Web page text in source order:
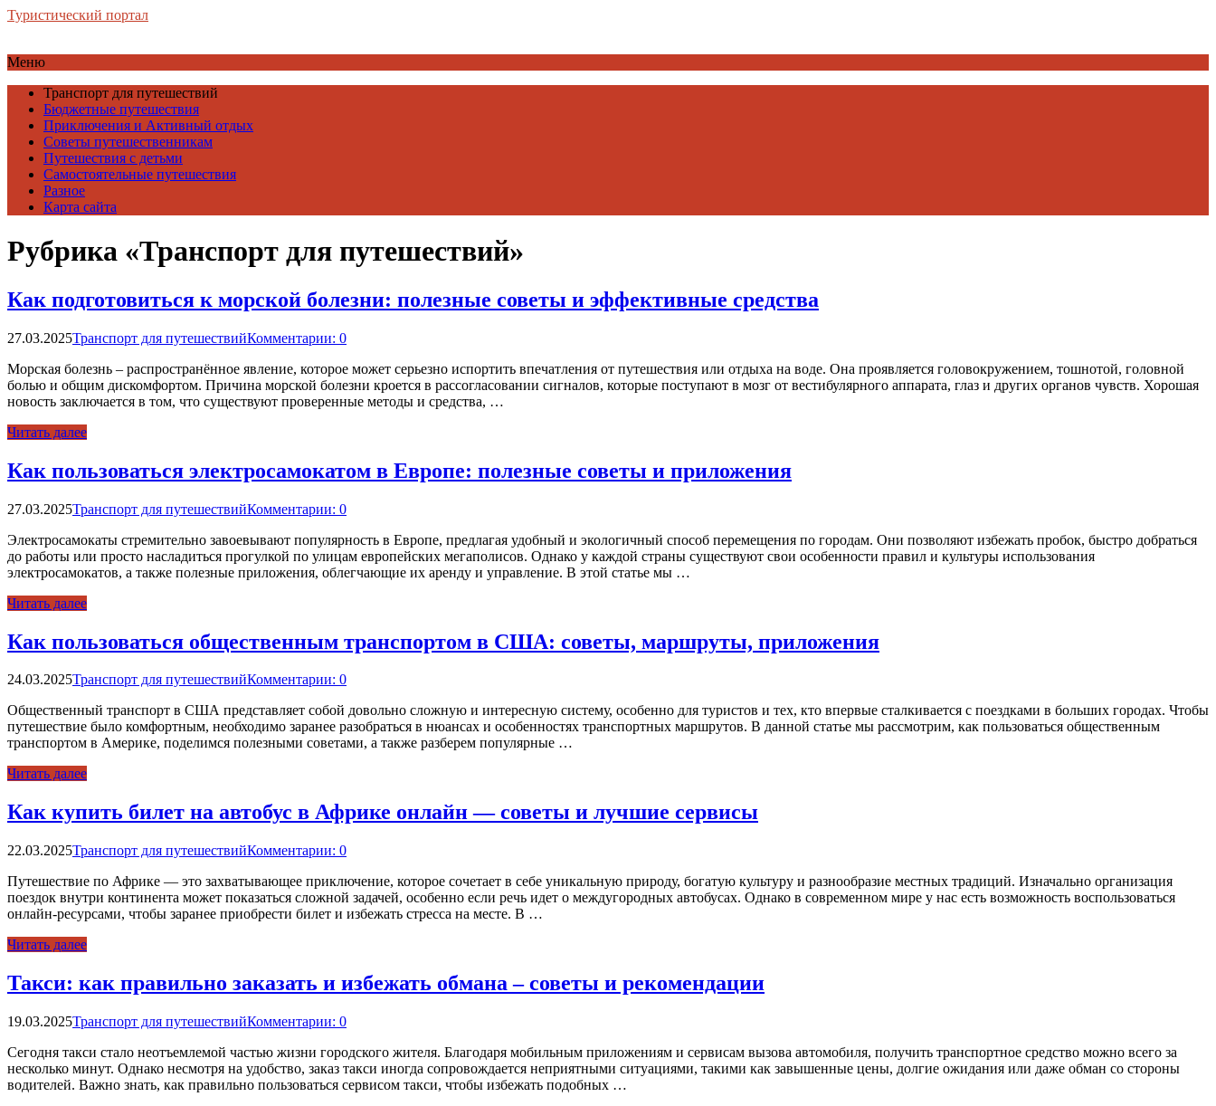
Туристический портал
Меню
Транспорт для путешествий
Бюджетные путешествия
Приключения и Активный отдых
Советы путешественникам
Путешествия с детьми
Самостоятельные путешествия
Разное
Карта сайта
Рубрика «Транспорт для путешествий»
Как подготовиться к морской болезни: полезные советы и эффективные средства
27.03.2025Транспорт для путешествийКомментарии: 0
Морская болезнь – распространённое явление, которое может серьезно испортить впечатления от путешествия или отдыха на воде. Она проявляется головокружением, тошнотой, головной
болью и общим дискомфортом. Причина морской болезни кроется в рассогласовании сигналов, которые поступают в мозг от вестибулярного аппарата, глаз и других органов чувств. Хорошая
новость заключается в том, что существуют проверенные методы и средства, …
Читать далее
Как пользоваться электросамокатом в Европе: полезные советы и приложения
27.03.2025Транспорт для путешествийКомментарии: 0
Электросамокаты стремительно завоевывают популярность в Европе, предлагая удобный и экологичный способ перемещения по городам. Они позволяют избежать пробок, быстро добраться
до работы или просто насладиться прогулкой по улицам европейских мегаполисов. Однако у каждой страны существуют свои особенности правил и культуры использования
электросамокатов, а также полезные приложения, облегчающие их аренду и управление. В этой статье мы …
Читать далее
Как пользоваться общественным транспортом в США: советы, маршруты, приложения
24.03.2025Транспорт для путешествийКомментарии: 0
Общественный транспорт в США представляет собой довольно сложную и интересную систему, особенно для туристов и тех, кто впервые сталкивается с поездками в больших городах. Чтобы
путешествие было комфортным, необходимо заранее разобраться в нюансах и особенностях транспортных маршрутов. В данной статье мы рассмотрим, как пользоваться общественным
транспортом в Америке, поделимся полезными советами, а также разберем популярные …
Читать далее
Как купить билет на автобус в Африке онлайн — советы и лучшие сервисы
22.03.2025Транспорт для путешествийКомментарии: 0
Путешествие по Африке — это захватывающее приключение, которое сочетает в себе уникальную природу, богатую культуру и разнообразие местных традиций. Изначально организация
поездок внутри континента может показаться сложной задачей, особенно если речь идет о междугородных автобусах. Однако в современном мире у нас есть возможность воспользоваться
онлайн-ресурсами, чтобы заранее приобрести билет и избежать стресса на месте. В …
Читать далее
Такси: как правильно заказать и избежать обмана – советы и рекомендации
19.03.2025Транспорт для путешествийКомментарии: 0
Сегодня такси стало неотъемлемой частью жизни городского жителя. Благодаря мобильным приложениям и сервисам вызова автомобиля, получить транспортное средство можно всего за
несколько минут. Однако несмотря на удобство, заказ такси иногда сопровождается неприятными ситуациями, такими как завышенные цены, долгие ожидания или даже обман со стороны
водителей. Важно знать, как правильно пользоваться сервисом такси, чтобы избежать подобных …